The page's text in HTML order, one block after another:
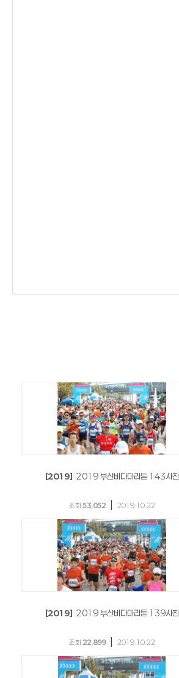
[2019] 2019 부산바다마라톤 143사진
조회 53,052 2019.10.22
[2019] 2019 부산바다마라톤 139사진
조회 22,899 2019.10.22